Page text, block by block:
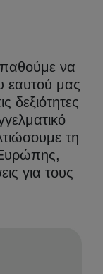
να
εαυτού μας
δεξιότητες
τη
για τους